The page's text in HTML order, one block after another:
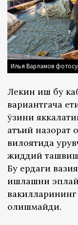
Илья Варламов
Лекин иш бу
вариантгача
ўзини
қатъий
вилоятида
жиддий
Бу ердаги
ишлашни
қолишмайди.